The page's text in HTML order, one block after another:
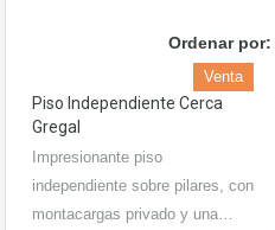
Ordenar por:
Venta
Piso Independiente Cerca
Gregal
Impresionante piso
independiente sobre pilares, con
montacargas privado y una…